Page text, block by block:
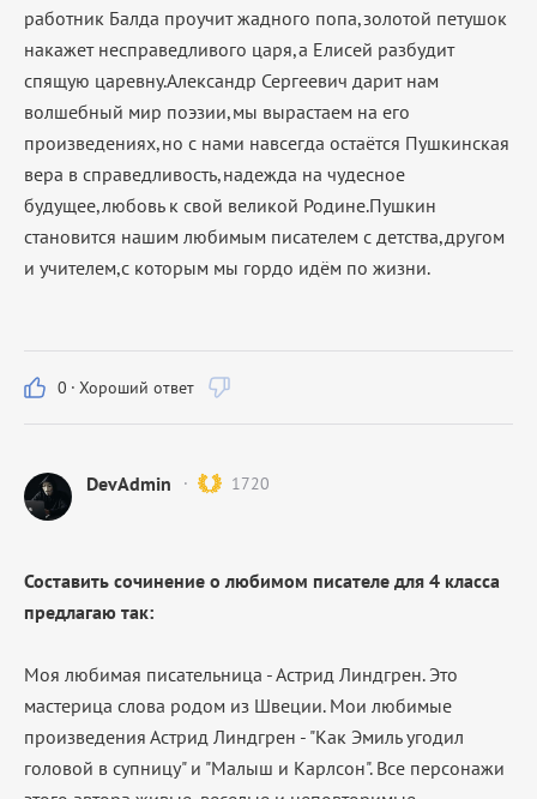
работник Балда проучит жадного попа,золотой петушок
накажет несправедливого царя,а Елисей разбудит
спящую царевну.Александр Сергеевич дарит нам
волшебный мир поэзии,мы вырастаем на его
произведениях,но с нами навсегда остаётся Пушкинская
вера в справедливость,надежда на чудесное
будущее,любовь к свой великой Родине.Пушкин
становится нашим любимым писателем с детства,другом
и учителем,с которым мы гордо идём по жизни.
0 · Хороший ответ
DevAdmin 1720
Составить сочинение о любимом писателе для 4 класса
предлагаю так:
Моя любимая писательница - Астрид Линдгрен. Это
мастерица слова родом из Швеции. Мои любимые
произведения Астрид Линдгрен - "Как Эмиль угодил
головой в супницу" и "Малыш и Карлсон". Все персонажи